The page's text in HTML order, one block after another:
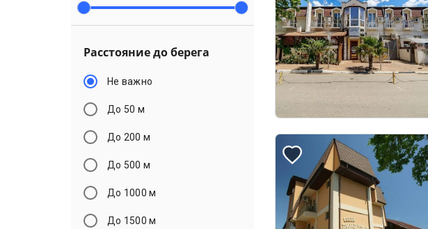
Расстояние до берега
Не важно
До 50 м
До 200 м
До 500 м
До 1000 м
До 1500 м